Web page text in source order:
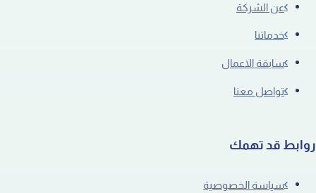
عن الشركة
خدماتنا
سابقة الاعمال
تواصل معنا
روابط قد تهمك
سياسة الخصوصية